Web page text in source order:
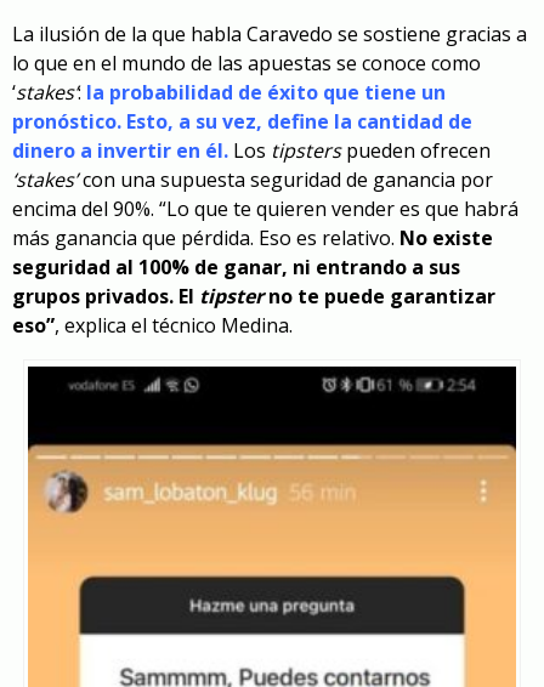
La ilusión de la que habla Caravedo se sostiene gracias a
lo que en el mundo de las apuestas se conoce como
‘stakes’: la probabilidad de éxito que tiene un
pronóstico. Esto, a su vez, define la cantidad de
dinero a invertir en él. Los tipsterspueden ofrecen
‘stakes’con una supuesta seguridad de ganancia por
encima del 90%. “Lo que te quieren vender es que habrá
más ganancia que pérdida. Eso es relativo. No existe
seguridad al 100% de ganar, ni entrando a sus
grupos privados. El tipsterno te puede garantizar
eso”, explica el técnico Medina.